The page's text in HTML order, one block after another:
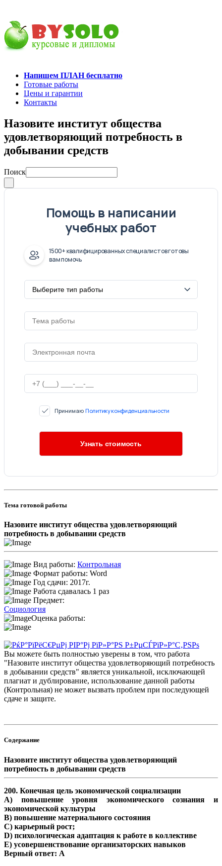
Напишем ПЛАН бесплатно
Готовые работы
Цены и гарантии
Контакты
Назовите институт общества
удовлетворяющий потребность в
добывании средств
Поиск
Помощь в написании
учебных работ
1500+ квалифицированных специалистов готовы
вам помочь
Принимаю Политику конфиденциальности
Тема готовой работы
Назовите институт общества удовлетворяющий
потребность в добывании средств
Вид работы: Контрольная
Формат работы: Word
Год сдачи: 2017г.
Работа сдавалась 1 раз
Предмет:
Социология
Оценка работы:
Вы можете быть полностью уверены в том, что работа
"Назовите институт общества удовлетворяющий потребность
в добывании средств" является уникальной, исключающей
плагиат и дублирование, использование данной работы
(Контрольная) не может вызвать проблем при последующей
сдаче и защите.
Содержание
Назовите институт общества удовлетворяющий
потребность в добывании средств
200. Конечная цель экономической социализации
А) повышение уровня экономического сознания и
экономической культуры
В) повышение материального состояния
С) карьерный рост;
D) психологическая адаптация к работе в коллективе
Е) усовершенствование организаторских навыков
Верный ответ: A